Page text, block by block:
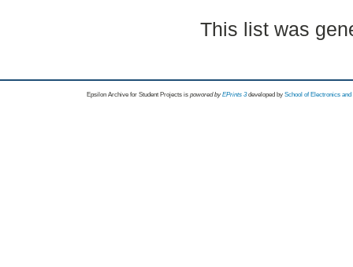
This list was
Epsilon Archive for Student Projects is powored byEPrints 3 developed by School of Electronics